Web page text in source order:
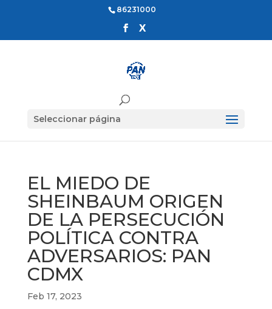
86231000
Seleccionar página
EL MIEDO DE
SHEINBAUM ORIGEN
DE LA PERSECUCIÓN
POLÍTICA CONTRA
ADVERSARIOS: PAN
CDMX
Feb 17, 2023